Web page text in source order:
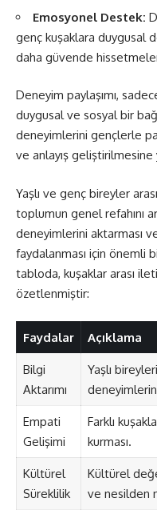
Emosyonel Destek:
genç kuşaklara duygusal
daha güvende
Deneyim paylaşımı,
duygusal ve sosyal bir
deneyimlerini gençlerle
ve anlayış geliştirilmesine
Yaşlı ve genç bireyler
toplumun genel refahını
deneyimlerini aktarması
faydalanması için önemli
tabloda, kuşaklar arası
özetlenmiştir:
Faydalar Açıklama
Bilgi
Aktarımı
Yaşlı
deneyimlerin
Empati
Gelişimi
Farklı
kurması.
Kültürel
Süreklilik
Kültürel
ve nesilden